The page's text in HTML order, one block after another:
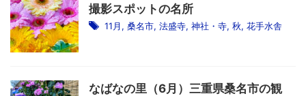
撮影スポットの名所
11月, 桑名市, 法盛寺, 神社・寺, 秋, 花手水舎
なばなの里（6月）三重県桑名市の観